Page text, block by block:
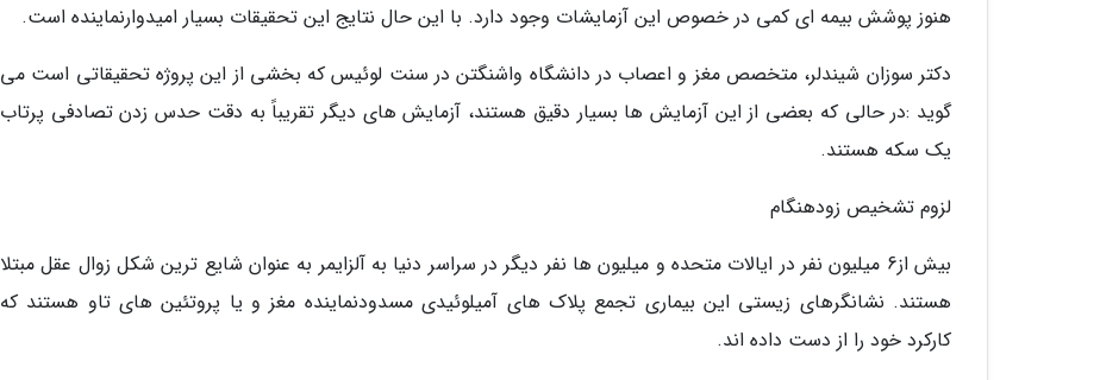
هنوز پوشش بیمه ای کمی در خصوص این آزمایشات وجود دارد. با این حال نتایج این تحقیقات بسیار امیدوارنماینده است.
دکتر سوزان شیندلر، متخصص مغز و اعصاب در دانشگاه واشنگتن در سنت لوئیس که بخشی از این پروژه تحقیقاتی است می
گوید :در حالی که بعضی از این آزمایش ها بسیار دقیق هستند، آزمایش های دیگر تقریباً به دقت حدس زدن تصادفی پرتاب
یک سکه هستند.
لزوم تشخیص زودهنگام
بیش از6 میلیون نفر در ایالات متحده و میلیون ها نفر دیگر در سراسر دنیا به آلزایمر به عنوان شایع ترین شکل زوال عقل مبتلا
هستند. نشانگرهای زیستی این بیماری تجمع پلاک های آمیلوئیدی مسدودنماینده مغز و یا پروتئین های تاو هستند که
کارکرد خود را از دست داده اند.